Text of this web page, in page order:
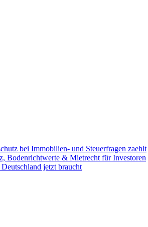
bei Immobilien- und Steuerfragen zaehlt
Bodenrichtwerte & Mietrecht für Investoren
jetzt braucht